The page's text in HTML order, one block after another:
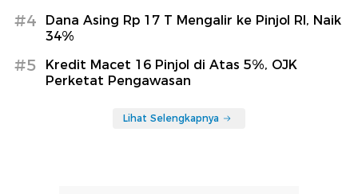
#4
Dana Asing Rp 17 T Mengalir ke Pinjol RI, Naik
34%
#5
Kredit Macet 16 Pinjol di Atas 5%, OJK
Perketat Pengawasan
Lihat Selengkapnya